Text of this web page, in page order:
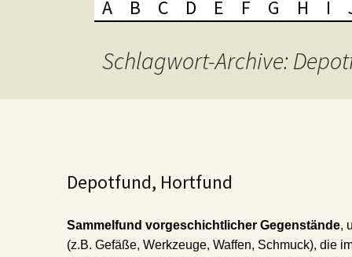
A B C D E F G H I
Schlagwort-Archive:
Depotfund, Hortfund
Sammelfund vorgeschichtlicher Gegenstände,
(z.B. Gefäße, Werkzeuge, Waffen, Schmuck), die